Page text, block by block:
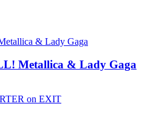
Metallica & Lady Gaga